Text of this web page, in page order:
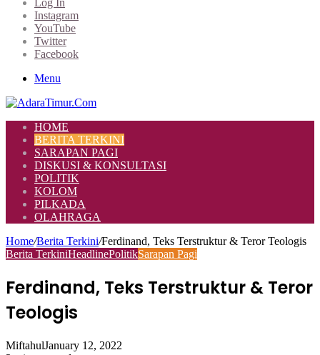
Log In
Instagram
YouTube
Twitter
Facebook
Menu
HOME
BERITA TERKINI
SARAPAN PAGI
DISKUSI & KONSULTASI
POLITIK
KOLOM
PILKADA
OLAHRAGA
Home/Berita Terkini/Ferdinand, Teks Terstruktur & Teror Teologis
Berita TerkiniHeadlinePolitikSarapan Pagi
Ferdinand, Teks Terstruktur & Teror
Teologis
MiftahulJanuary 12, 2022